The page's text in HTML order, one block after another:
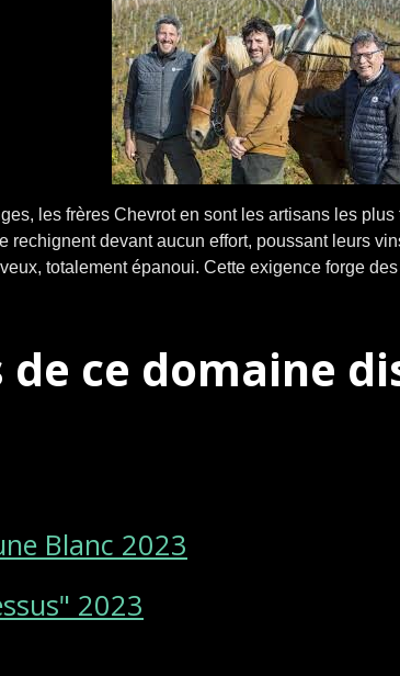
les frères Chevrot en sont les artisans les
rechignent devant aucun effort, poussant leurs
totalement épanoui. Cette exigence forge
de ce domaine
Blanc 2023
2023